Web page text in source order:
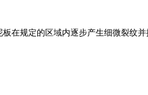
规定的区域内逐步产生细微裂纹并